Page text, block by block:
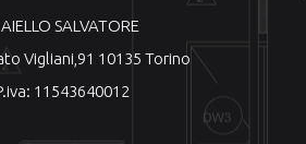
SALVATORE
Vigliani,91 10135 Torino
11543640012